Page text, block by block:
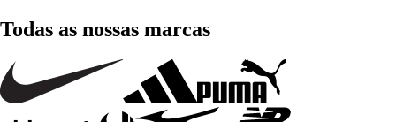
Todas as nossas marcas